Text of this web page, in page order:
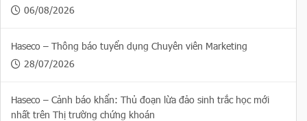
06/08/2026
Haseco – Thông báo tuyển dụng Chuyên viên Marketing
28/07/2026
Haseco – Cảnh báo khẩn: Thủ đoạn lừa đảo sinh trắc học mới
nhất trên Thị trường chứng khoán